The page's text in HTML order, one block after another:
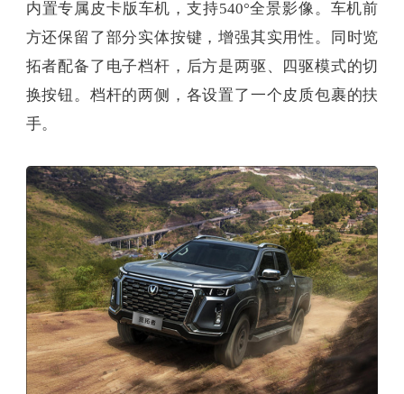
内置专属皮卡版车机，支持540°全景影像。车机前
方还保留了部分实体按键，增强其实用性。同时览
拓者配备了电子档杆，后方是两驱、四驱模式的切
换按钮。档杆的两侧，各设置了一个皮质包裹的扶
手。